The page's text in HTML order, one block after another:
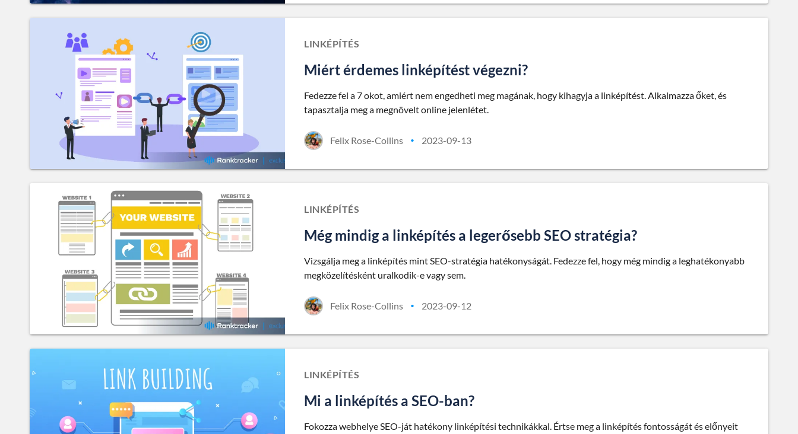
LINKÉPÍTÉS
Miért érdemes linképítést végezni?
Fedezze fel a 7 okot, amiért nem engedheti meg magának, hogy kihagyja a linképítést. Alkalmazza őket, és
tapasztalja meg a megnövelt online jelenlétet.
Felix Rose-Collins • 2023-09-13
LINKÉPÍTÉS
Még mindig a linképítés a legerősebb SEO stratégia?
Vizsgálja meg a linképítés mint SEO-stratégia hatékonyságát. Fedezze fel, hogy még mindig a leghatékonyabb
megközelítésként uralkodik-e vagy sem.
Felix Rose-Collins • 2023-09-12
LINKÉPÍTÉS
Mi a linképítés a SEO-ban?
Fokozza webhelye SEO-ját hatékony linképítési technikákkal. Értse meg a linképítés fontosságát és előnyeit